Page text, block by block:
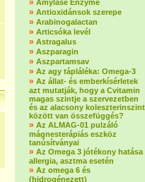
» Amylase Enzyme
» Antioxidánsok szerepe
» Arabinogalactan
» Articsóka levél
» Astragalus
» Aszparagin
» Aszpartamsav
» Az agy tápláléka: Omega-3
» Az állat- és emberkísérletek
azt mutatják, hogy a Cvitamin
magas szintje a szervezetben
és az alacsony koleszterinszint
között van összefüggés?
» Az ALMAG-01 pulzáló
mágnesterápiás eszköz
tanúsítványai
» Az Omega 3 jótékony hatása
allergia, asztma esetén
» Az omega 6 és
(hidrogénezett)